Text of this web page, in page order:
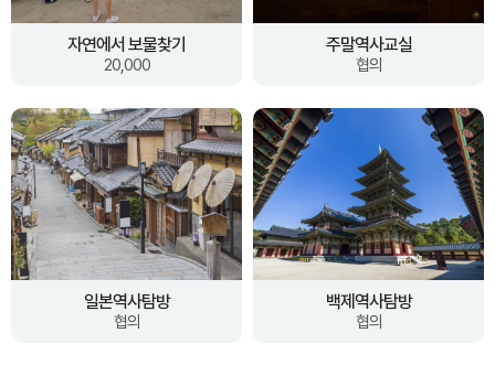
자연에서 보물찾기
20,000
주말역사교실
협의
일본역사탐방
협의
백제역사탐방
협의